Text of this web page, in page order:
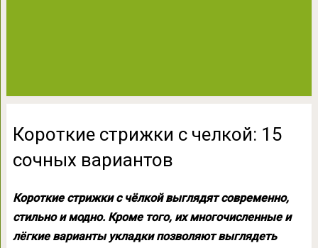
Короткие стрижки с челкой: 15
сочных вариантов
Короткие стрижки с чёлкой выглядят современно,
стильно и модно. Кроме того, их многочисленные и
лёгкие варианты укладки позволяют выглядеть